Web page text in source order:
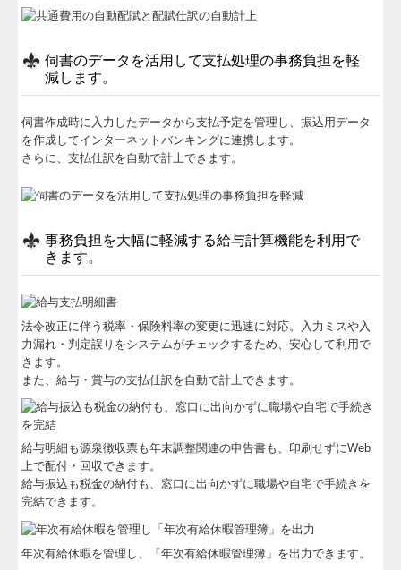
伺書のデータを活用して支払処理の事務負担を軽
減します。
伺書作成時に入力したデータから支払予定を管理し、振込用データ
を作成してインターネットバンキングに連携します。
さらに、支払仕訳を自動で計上できます。
事務負担を大幅に軽減する給与計算機能を利用で
きます。
法令改正に伴う税率・保険料率の変更に迅速に対応。入力ミスや入
力漏れ・判定誤りをシステムがチェックするため、安心して利用で
きます。
また、給与・賞与の支払仕訳を自動で計上できます。
給与明細も源泉徴収票も年末調整関連の申告書も、印刷せずにWeb
上で配付・回収できます。
給与振込も税金の納付も、窓口に出向かずに職場や自宅で手続きを
完結できます。
年次有給休暇を管理し、「年次有給休暇管理簿」を出力できます。